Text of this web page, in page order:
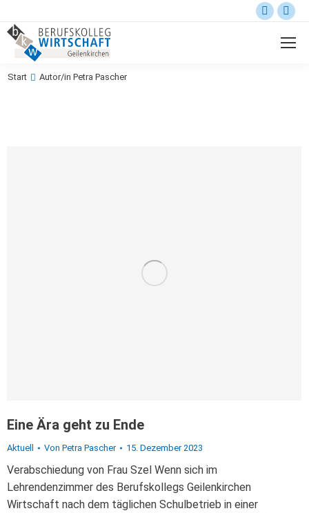
Sie befinden sich hier:
Start Autor/in Petra Pascher
Eine Ära geht zu Ende
Aktuell Von Petra Pascher 15. Dezember 2023
Verabschiedung von Frau Szel Wenn sich im
Lehrendenzimmer des Berufskollegs Geilenkirchen
Wirtschaft nach dem täglichen Schulbetrieb in einer